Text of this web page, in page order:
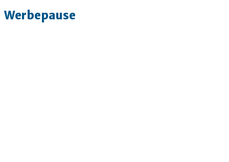
Werbepause